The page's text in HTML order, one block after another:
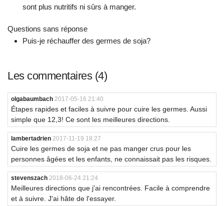
sont plus nutritifs ni sûrs à manger.
Questions sans réponse
Puis-je réchauffer des germes de soja?
Les commentaires (4)
olgabaumbach 2017-05-16 21:40
Étapes rapides et faciles à suivre pour cuire les germes. Aussi
simple que 12,3! Ce sont les meilleures directions.
lambertadrien 2017-11-19 18:27
Cuire les germes de soja et ne pas manger crus pour les
personnes âgées et les enfants, ne connaissait pas les risques.
stevenszach 2018-06-24 21:24
Meilleures directions que j'ai rencontrées. Facile à comprendre
et à suivre. J'ai hâte de l'essayer.